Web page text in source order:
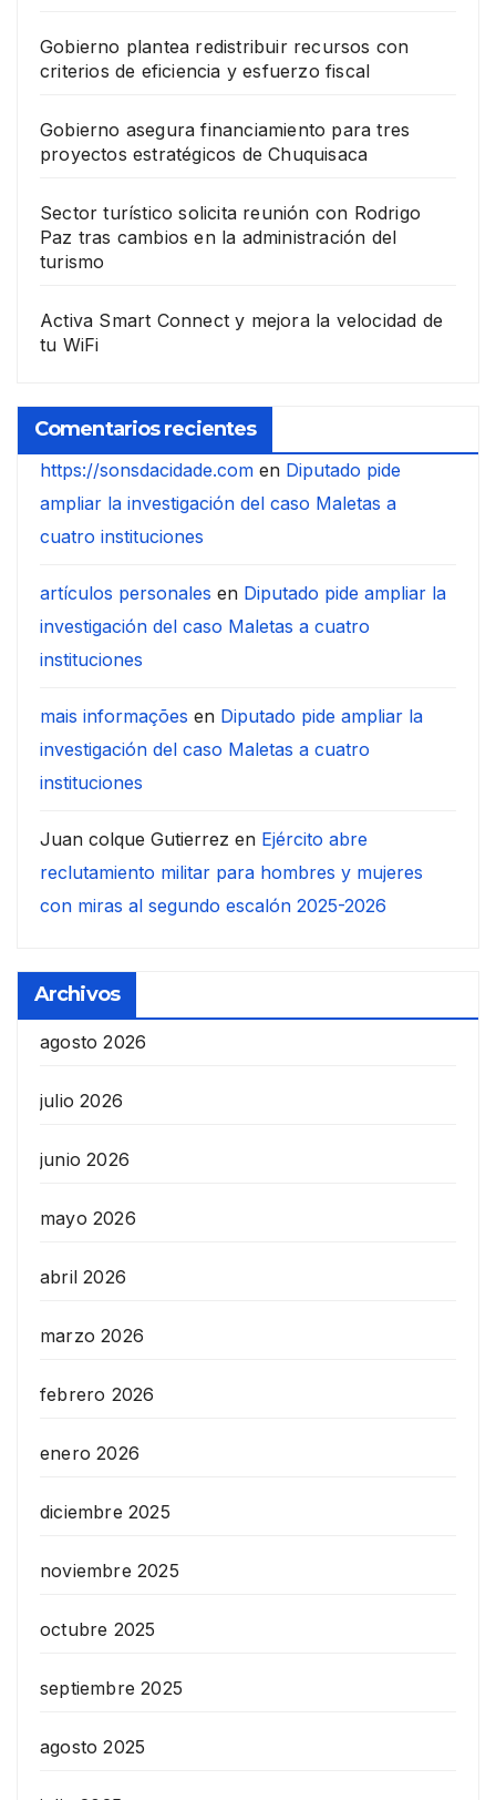
Gobierno plantea redistribuir recursos con
criterios de eficiencia y esfuerzo fiscal
Gobierno asegura financiamiento para tres
proyectos estratégicos de Chuquisaca
Sector turístico solicita reunión con Rodrigo
Paz tras cambios en la administración del
turismo
Activa Smart Connect y mejora la velocidad de
tu WiFi
Comentarios recientes
https://sonsdacidade.com en Diputado pide
ampliar la investigación del caso Maletas a
cuatro instituciones
artículos personales en Diputado pide ampliar la
investigación del caso Maletas a cuatro
instituciones
mais informações en Diputado pide ampliar la
investigación del caso Maletas a cuatro
instituciones
Juan colque Gutierrez en Ejército abre
reclutamiento militar para hombres y mujeres
con miras al segundo escalón 2025-2026
Archivos
agosto 2026
julio 2026
junio 2026
mayo 2026
abril 2026
marzo 2026
febrero 2026
enero 2026
diciembre 2025
noviembre 2025
octubre 2025
septiembre 2025
agosto 2025